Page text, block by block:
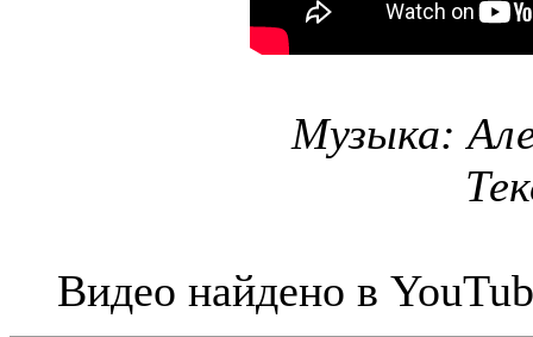
Музыка:
Видео найдено в